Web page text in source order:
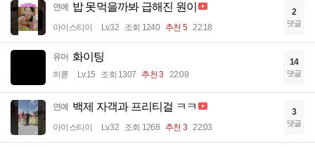
연예 밥 못먹을까봐 급해진 원이
아이스티이 Lv.32 조회 1240 추천 5 22:18
2
댓글
유머 화이팅
히롣 Lv.15 조회 1307 추천 3 22:08
14
댓글
연예 백제 자객과 프리티걸 ㅋㅋ
아이스티이 Lv.32 조회 1268 추천 3 22:03
3
댓글